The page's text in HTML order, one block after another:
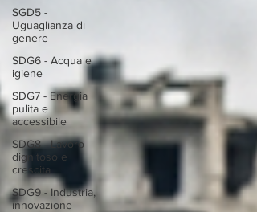
SGD5 -
Uguaglianza di
genere
SDG6 - Acqua e
igiene
SDG7 - Energia
pulita e
accessibile
SDG8 - Lavoro
dignitoso e
crescita
SDG9 - Industria,
innovazione